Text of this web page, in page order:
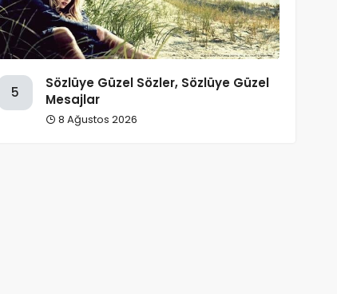
5
Sözlüye Güzel Sözler, Sözlüye Güzel
Mesajlar
8 Ağustos 2026